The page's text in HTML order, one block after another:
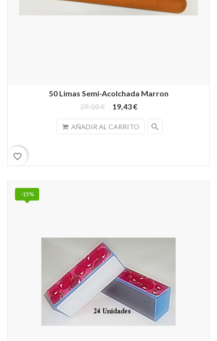
50 Limas Semi-Acolchada Marron
29,00 €
19,43 €
AÑADIR AL CARRITO search
favorite_border
-15%